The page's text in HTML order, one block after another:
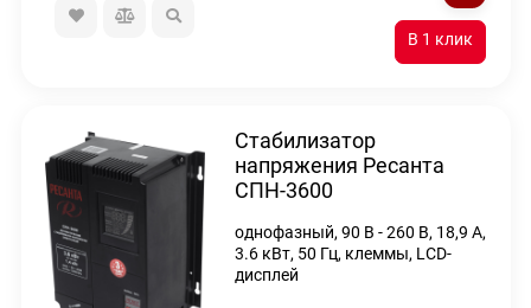
Стабилизатор
напряжения Ресанта
СПН-3600
однофазный, 90 В - 260 В, 18,9 А,
3.6 кВт, 50 Гц, клеммы, LCD-
дисплей